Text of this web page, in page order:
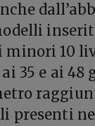
minori 10
35 e ai 48
presenti